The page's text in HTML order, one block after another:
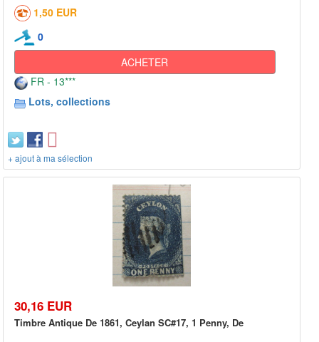
1,50 EUR
0
ACHETER
FR - 13***
Lots, collections
+ ajout à ma sélection
30,16 EUR
Timbre Antique De 1861, Ceylan SC#17, 1 Penny, De